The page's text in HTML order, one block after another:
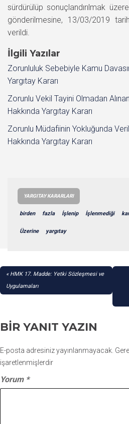
sürdürülüp sonuçlandırılmak
gönderilmesine, 13/03/2019
verildi.
İlgili Yazılar
Zorunluluk Sebebiyle Kamu
Yargıtay Kararı
Zorunlu Vekil Tayini Olmadan
Hakkında Yargıtay Kararı
Zorunlu Müdafiinin Yokluğunda
Hakkında Yargıtay Kararı
YARGITAY KARARLARI
birden fazla İşlenip İşlenmediği
Üzerine yargıtay
YAZI
GEZINMESI
HMK 17. Madde: Yetki Sözleşmesi ve
Uygulamaları
BIR YANIT YAZIN
E-posta adresiniz yayınlanmayacak.
işaretlenmişlerdir
Yorum *